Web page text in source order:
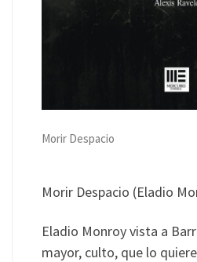
Morir Despacio
Morir Despacio (Eladio
Eladio Monroy vista a
mayor, culto, que lo